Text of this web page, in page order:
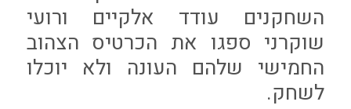
השחקנים עודד אלקיים ורועי
שוקרני ספגו את הכרטיס הצהוב
החמישי שלהם העונה ולא יוכלו
לשחק.